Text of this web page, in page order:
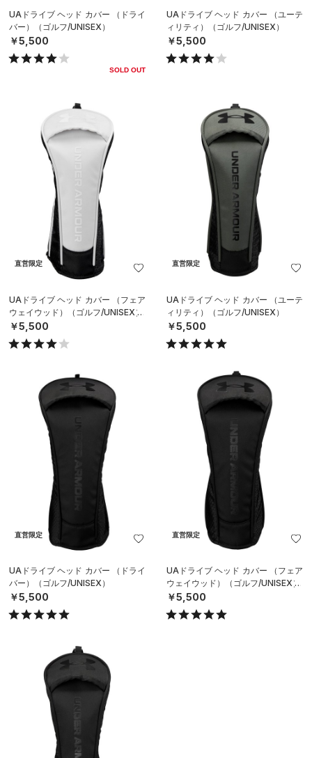
UAドライブ ヘッド カバー （ドライ
バー）（ゴルフ/UNISEX）
￥5,500
SOLD OUT
UAドライブ ヘッド カバー （ユーテ
ィリティ）（ゴルフ/UNISEX）
￥5,500
直営限定
UAドライブ ヘッド カバー （フェア
ウェイウッド）（ゴルフ/UNISEX）
￥5,500
直営限定
UAドライブ ヘッド カバー （ユーテ
ィリティ）（ゴルフ/UNISEX）
￥5,500
直営限定
UAドライブ ヘッド カバー （ドライ
バー）（ゴルフ/UNISEX）
￥5,500
直営限定
UAドライブ ヘッド カバー （フェア
ウェイウッド）（ゴルフ/UNISEX）
￥5,500